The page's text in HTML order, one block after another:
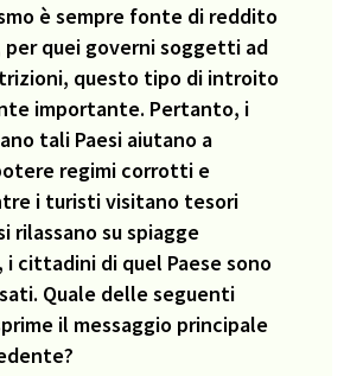
è sempre fonte di reddito
per quei governi soggetti ad
questo tipo di introito
importante. Pertanto, i
tali Paesi aiutano a
regimi corrotti e
i turisti visitano tesori
rilassano su spiagge
cittadini di quel Paese sono
Quale delle seguenti
il messaggio principale